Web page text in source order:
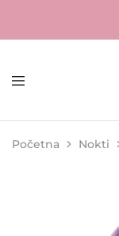
za
Početna Nokti